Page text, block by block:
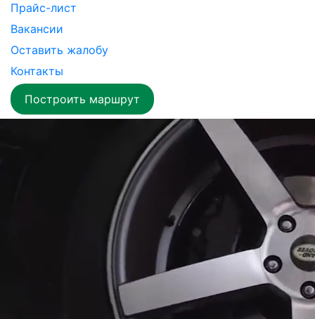
Прайс-лист
Вакансии
Оставить жалобу
Контакты
Построить маршрут